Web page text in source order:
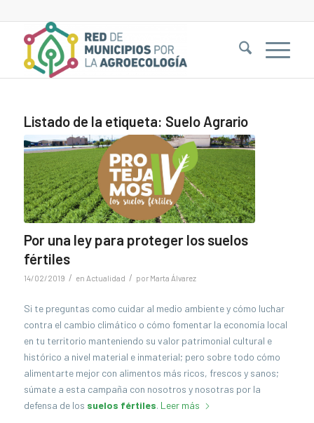
Listado de la etiqueta: Suelo Agrario
Por una ley para proteger los suelos
fértiles
14/02/2019 / en Actualidad / por Marta Álvarez
Si te preguntas como cuidar al medio ambiente y cómo luchar
contra el cambio climático o cómo fomentar la economía local
en tu territorio manteniendo su valor patrimonial cultural e
histórico a nivel material e inmaterial; pero sobre todo cómo
alimentarte mejor con alimentos más ricos, frescos y sanos;
súmate a esta campaña con nosotros y nosotras por la
defensa de los suelos fértiles. Leer más